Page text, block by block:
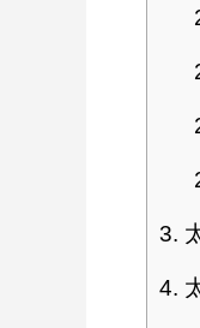
3.
4.